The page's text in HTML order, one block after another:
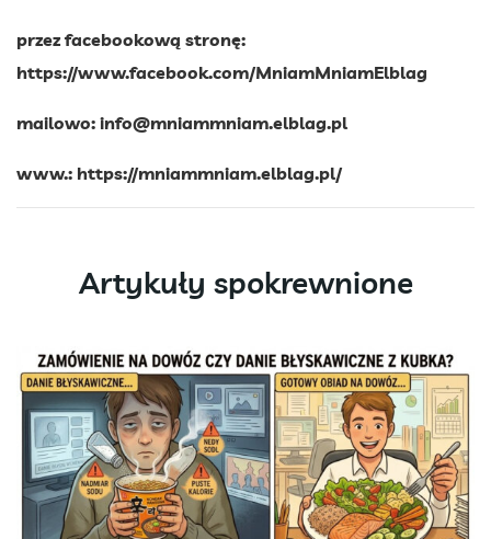
przez facebookową stronę:
https://www.facebook.com/MniamMniamElblag
mailowo: info@mniammniam.elblag.pl
www.: https://mniammniam.elblag.pl/
Artykuły spokrewnione